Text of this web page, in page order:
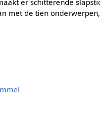
er schitterende
met de tien